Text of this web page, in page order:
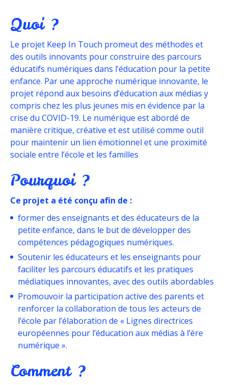
Quoi ?
Le projet Keep In Touch promeut des méthodes et
des outils innovants pour construire des parcours
éducatifs numériques dans l’éducation pour la petite
enfance. Par une approche numérique innovante, le
projet répond aux besoins d’éducation aux médias y
compris chez les plus jeunes mis en évidence par la
crise du COVID-19. Le numérique est abordé de
manière critique, créative et est utilisé comme outil
pour maintenir un lien émotionnel et une proximité
sociale entre l’école et les familles
Pourquoi ?
Ce projet a été conçu afin de :
former des enseignants et des éducateurs de la
petite enfance, dans le but de développer des
compétences pédagogiques numériques.
Soutenir les éducateurs et les enseignants pour
faciliter les parcours éducatifs et les pratiques
médiatiques innovantes, avec des outils abordables
Promouvoir la participation active des parents et
renforcer la collaboration de tous les acteurs de
l’école par l’élaboration de « Lignes directrices
européennes pour l’éducation aux médias à l’ère
numérique ».
Comment ?